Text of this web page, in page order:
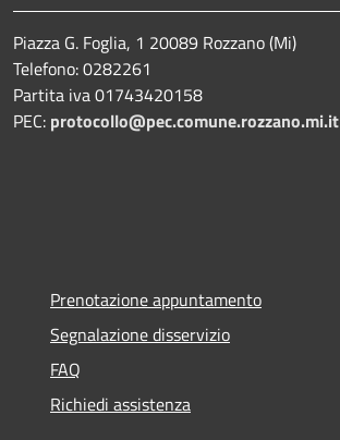
Piazza G. Foglia, 1 20089 Rozzano (Mi)
Telefono: 0282261
Partita iva 01743420158
PEC: protocollo@pec.comune.rozzano.mi.it
Prenotazione appuntamento
Segnalazione disservizio
FAQ
Richiedi assistenza